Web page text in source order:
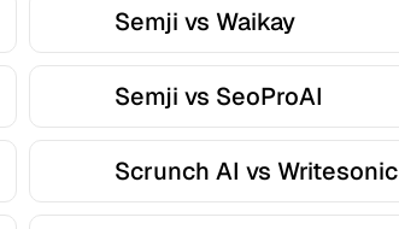
Semji vs Waikay
Semji vs SeoProAI
Scrunch AI vs Writesonic